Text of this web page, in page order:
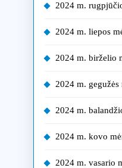
2024 m.
2024 m. liepos
2024 m. birželio
2024 m. gegužės
2024 m.
2024 m. kovo
2024 m. vasario